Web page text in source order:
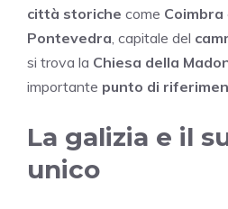
città storiche come Coimbra
Pontevedra, capitale del
si trova la Chiesa della
importante punto di
La galizia e il
unico